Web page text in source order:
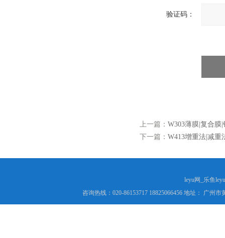
验证码：
上一篇： W303薄膜|复合膜
下一篇： W413增重法|减重
leyu网_乐鱼
咨询热线：020-86153717 18825066456 地址： 广州